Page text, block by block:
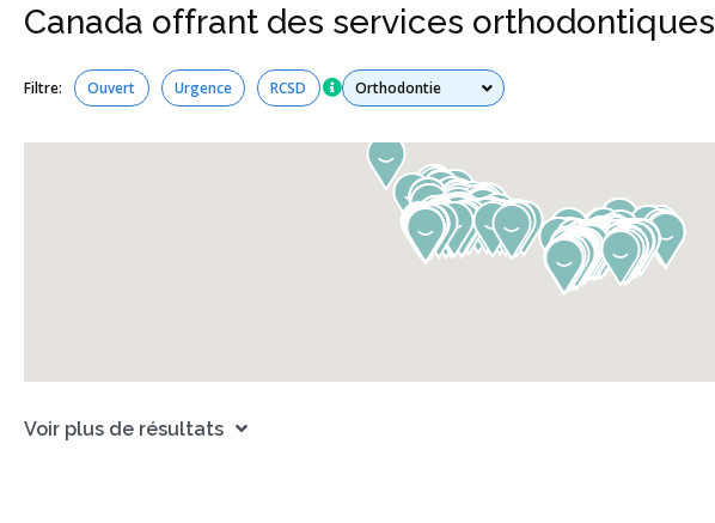
Canada offrant des services orthodontiques
Filtre: Ouvert Urgence RCSD Tous les services
Voir plus de résultats